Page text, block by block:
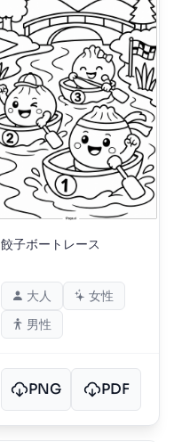
餃子ボートレース
大人
女性
男性
PNG PDF